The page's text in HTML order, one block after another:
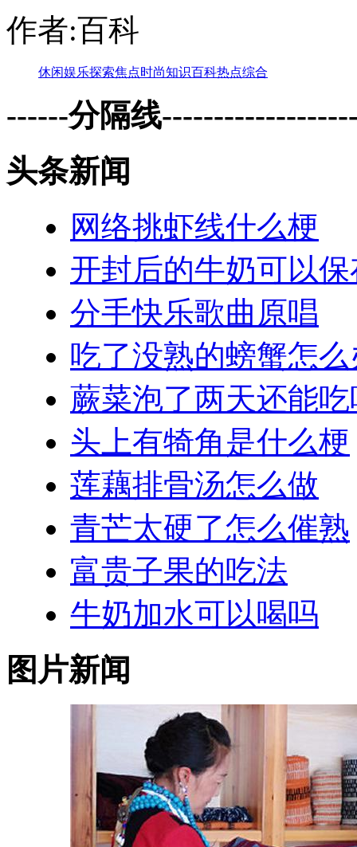
作者:百科
休闲娱乐探索焦点时尚知识百科热点综合
------分隔线
头条新闻
网络挑虾线什么梗
开封后的牛奶可以
分手快乐歌曲原唱
吃了没熟的螃蟹怎么
蕨菜泡了两天还能吃
头上有犄角是什么梗
莲藕排骨汤怎么做
青芒太硬了怎么催熟
富贵子果的吃法
牛奶加水可以喝吗
图片新闻